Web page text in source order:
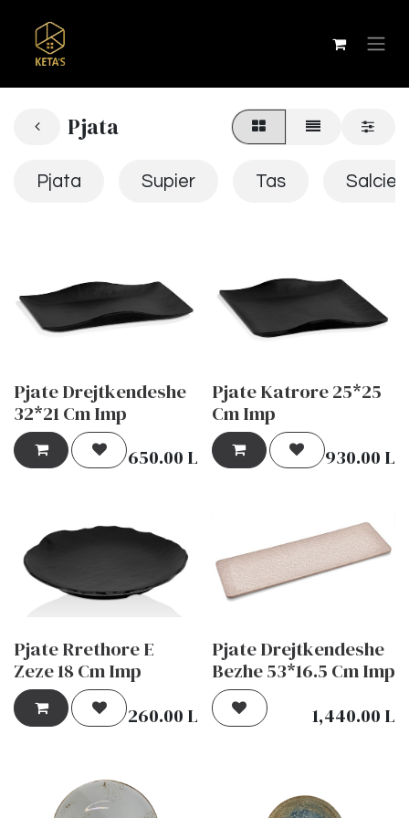
Pjata
Pjata Supier Tas
Pjate Drejtkendeshe
32*21 Cm Imp
650.00 L
Pjate Katrore 25*25
Cm Imp
930.00 L
Pjate Rrethore E
Zeze 18 Cm Imp
260.00 L
Pjate Drejtkendeshe
Bezhe 53*16.5 Cm Imp
1,440.00 L